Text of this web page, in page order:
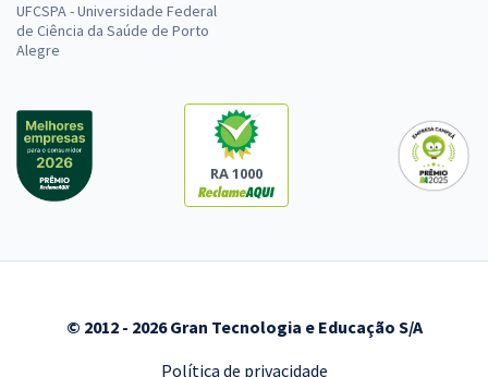
UFCSPA - Universidade Federal
de Ciência da Saúde de Porto
Alegre
RA 1000
© 2012 - 2026 Gran Tecnologia e Educação S/A
Política de privacidade